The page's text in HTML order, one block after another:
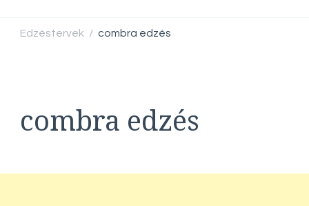
Edzéstervek / combra edzés
combra edzés